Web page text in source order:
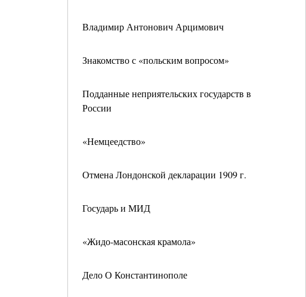
Владимир Антонович Арцимович
Знакомство с «польским вопросом»
Подданные неприятельских государств в
России
«Немцеедство»
Отмена Лондонской декларации 1909 г.
Государь и МИД
«Жидо-масонская крамола»
Дело О Константинополе